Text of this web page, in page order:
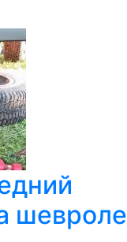
шевроле